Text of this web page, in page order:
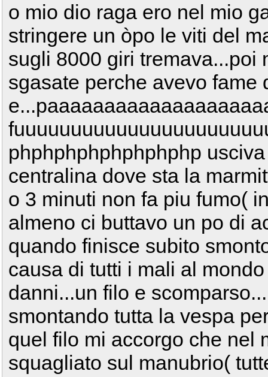
o mio dio raga ero nel mio
stringere un òpo le viti del
sugli 8000 giri tremava...poi
sgasate perche avevo fame
phphphphphphphphp
centralina dove sta la
o 3 minuti non fa piu fumo(
almeno ci buttavo un po di
quando finisce subito
causa di tutti i mali al
danni...un filo e
smontando tutta la vespa
quel filo mi accorgo che nel
squagliato sul manubrio(